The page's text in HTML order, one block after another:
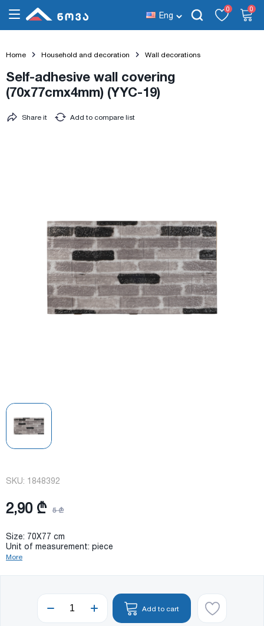
Eng
0 0
Home Household and decoration Wall decorations
Self-adhesive wall covering
(70x77cmx4mm) (YYC-19)
Add to compare list
Share it
SKU: 1848392
2,90 ₾ 5 ₾
Size: 70X77 cm
Unit of measurement: piece
More
Add to cart